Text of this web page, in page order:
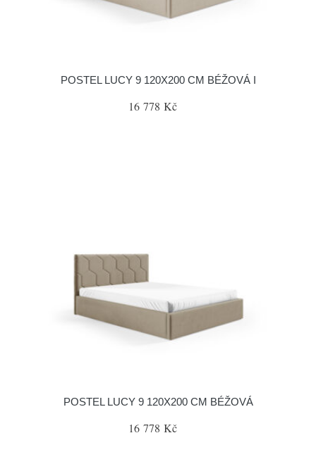
POSTEL LUCY 9 120X200 CM BÉŽOVÁ I
16 778 Kč
POSTEL LUCY 9 120X200 CM BÉŽOVÁ
16 778 Kč